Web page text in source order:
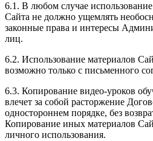
6.1. В любом случае
Сайта не должно ущемлять
законные права и интересы
лиц.
6.2. Использование материалов
возможно только с письменного
6.3. Копирование видео-уроков
влечет за собой расторжение
одностороннем порядке, без
Копирование иных материалов
личного использования.